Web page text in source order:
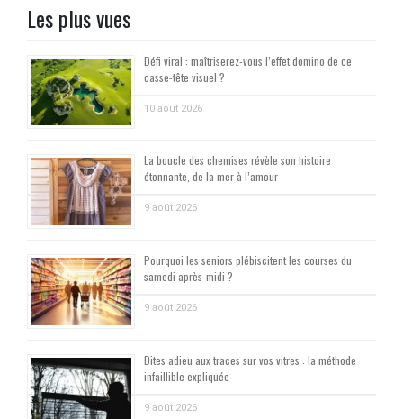
Les plus vues
Défi viral : maîtriserez-vous l’effet domino de ce
casse-tête visuel ?
10 août 2026
La boucle des chemises révèle son histoire
étonnante, de la mer à l’amour
9 août 2026
Pourquoi les seniors plébiscitent les courses du
samedi après-midi ?
9 août 2026
Dites adieu aux traces sur vos vitres : la méthode
infaillible expliquée
9 août 2026